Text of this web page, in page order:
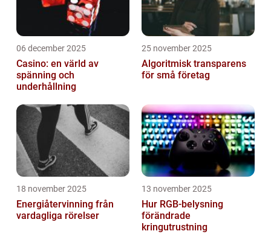
06 december 2025
Casino: en värld av
spänning och
underhållning
25 november 2025
Algoritmisk transparens
för små företag
18 november 2025
Energiåtervinning från
vardagliga rörelser
13 november 2025
Hur RGB-belysning
förändrade
kringutrustning